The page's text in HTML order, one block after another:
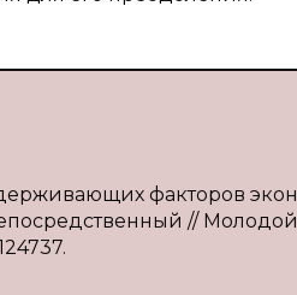
факторов
//